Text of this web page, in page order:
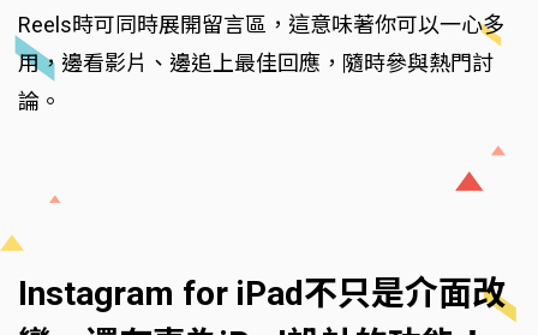
Reels時可同時展開留言區，這意味著你可以一心多
用，邊看影片、邊追上最佳回應，隨時參與熱門討
論。
Instagram for iPad不只是介面改